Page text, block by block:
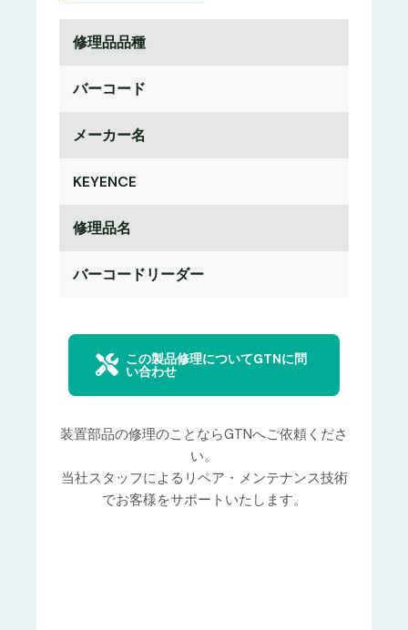
修理品品種
バーコード
メーカー名
KEYENCE
修理品名
バーコードリーダー
この製品修理についてGTNに問
い合わせ
装置部品の修理のことならGTNへご依頼くださ
い。
当社スタッフによるリペア・メンテナンス技術
でお客様をサポートいたします。